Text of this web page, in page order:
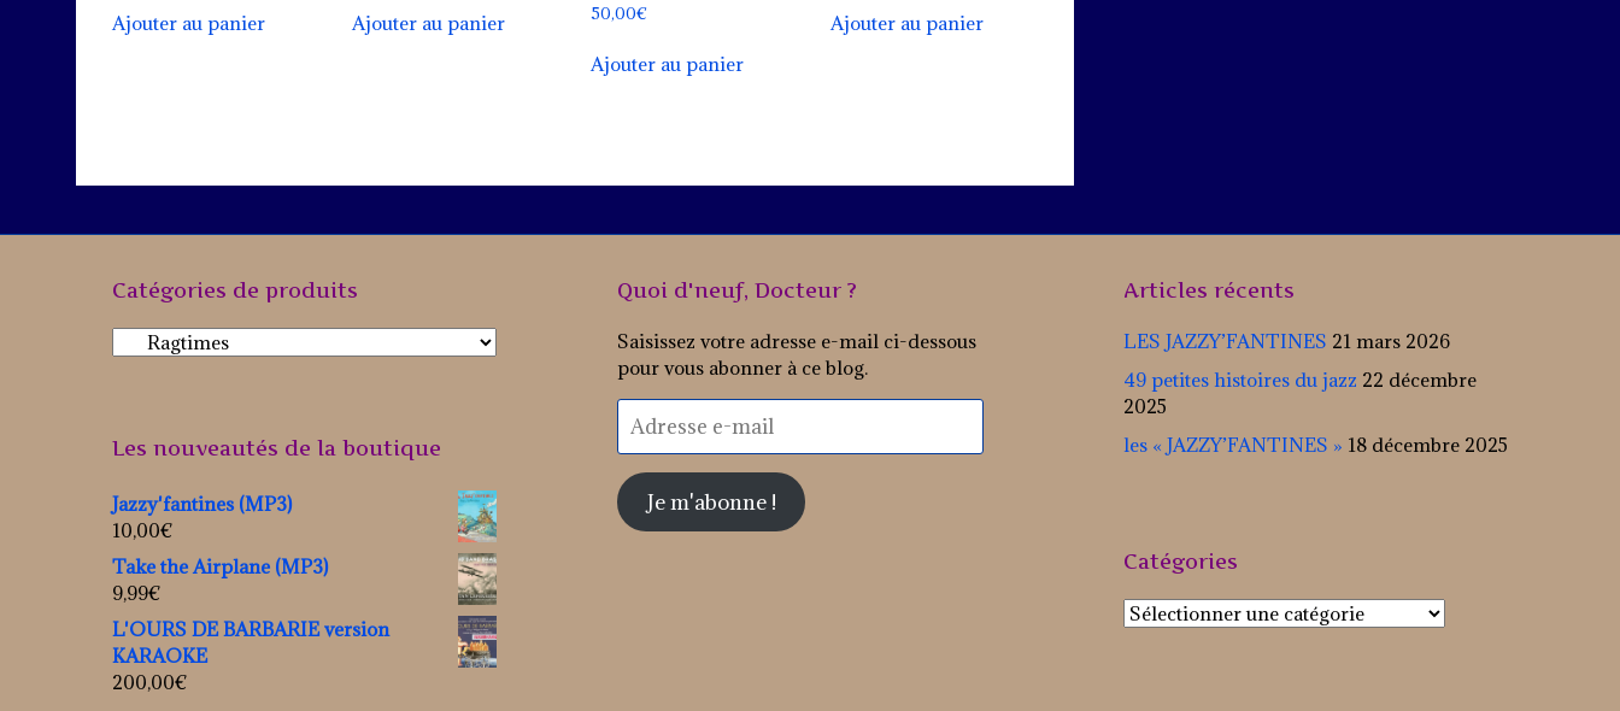
Ajouter au panier Ajouter au panier
50,00€
Ajouter au panier
Ajouter au panier
Catégories de produits
Les nouveautés de la boutique
Jazzy'fantines (MP3)
10,00€
Take the Airplane (MP3)
9,99€
L'OURS DE BARBARIE version
KARAOKE
200,00€
Quoi d'neuf, Docteur ?
Saisissez votre adresse e-mail ci-dessous
pour vous abonner à ce blog.
Adresse
e-
Je m'abonne !
Articles récents
LES JAZZY’FANTINES 21 mars 2026
49 petites histoires du jazz 22 décembre
2025
les « JAZZY’FANTINES » 18 décembre 2025
Catégories
Catégories